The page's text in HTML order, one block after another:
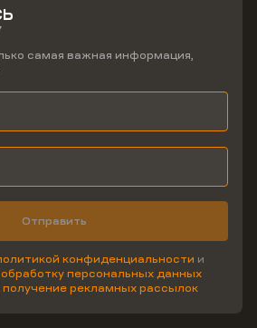
самая важная информация,
Отправить
конфиденциальности и
обработку персональных данных
получение рекламных рассылок